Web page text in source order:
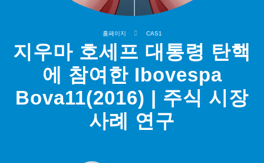
홈페이지 CAS1
지우마 호세프 대통령 탄핵
에 참여한 Ibovespa
Bova11(2016) | 주식 시장
사례 연구